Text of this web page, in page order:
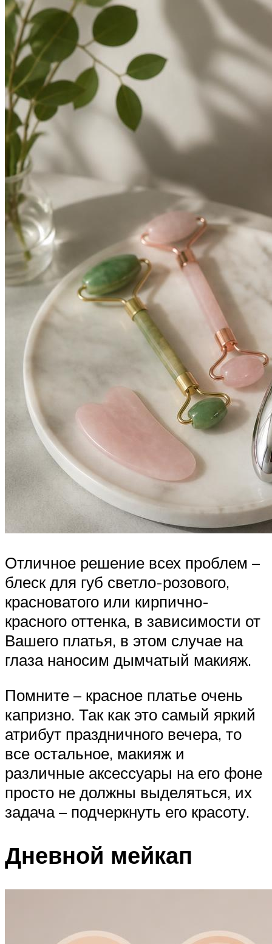
Отличное решение всех проблем –
блеск для губ светло-розового,
красноватого или кирпично-
красного оттенка, в зависимости от
Вашего платья, в этом случае на
глаза наносим дымчатый макияж.
Помните – красное платье очень
капризно. Так как это самый яркий
атрибут праздничного вечера, то
все остальное, макияж и
различные аксессуары на его фоне
просто не должны выделяться, их
задача – подчеркнуть его красоту.
Дневной мейкап